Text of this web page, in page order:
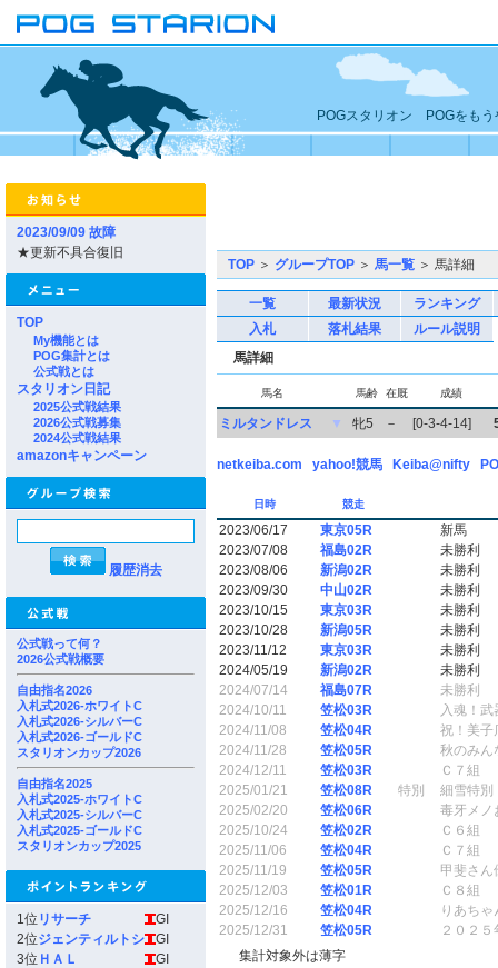
POGスタリオン POGをもう
2023/09/09 故障
★更新不具合復旧
TOP
My機能とは
POG集計とは
公式戦とは
スタリオン日記
2025公式戦結果
2026公式戦募集
2024公式戦結果
amazonキャンペーン
履歴消去
公式戦って何？
2026公式戦概要
自由指名2026
入札式2026-ホワイトC
入札式2026-シルバーC
入札式2026-ゴールドC
スタリオンカップ2026
自由指名2025
入札式2025-ホワイトC
入札式2025-シルバーC
入札式2025-ゴールドC
スタリオンカップ2025
1位 リサーチ
GI
2位ジェンティルトシ
GI
3位 ＨＡＬ
GI
TOP ＞ グループTOP ＞ 馬一覧 ＞ 馬詳細
一覧 最新状況
ランキング
入札
落札結果
ルール説明
馬詳細
馬名 馬齢 在厩 成績
ミルタンドレス ▼ 牝5 － [0-3-4-14]
netkeiba.com yahoo!競馬 Keiba@nifty
日時 競走
2023/06/17 東京05R
新馬
2023/07/08
福島02R
未勝利
2023/08/06
新潟02R
未勝利
2023/09/30
中山02R
未勝利
2023/10/15
東京03R
未勝利
2023/10/28
新潟05R
未勝利
2023/11/12
東京03R
未勝利
2024/05/19
新潟02R
未勝利
2024/07/14
福島07R
未勝利
2024/10/11
笠松03R
入魂！
2024/11/08
笠松04R
祝！美子
2024/11/28
笠松05R
秋のみん
2024/12/11
笠松03R
Ｃ７組
2025/01/21
笠松08R 特別
細雪特
2025/02/20
笠松06R
毒牙メノ
2025/10/24
笠松02R
Ｃ６組
2025/11/06
笠松04R
Ｃ７組
2025/11/19
笠松05R
甲斐さん
2025/12/03
笠松01R
Ｃ８組
2025/12/16
笠松04R
りあち
2025/12/31
笠松05R
２０２
集計対象外は薄字